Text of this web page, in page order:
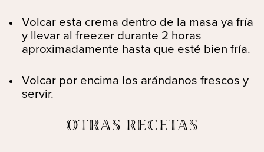
Volcar esta crema dentro de la masa ya fría
y llevar al freezer durante 2 horas
aproximadamente hasta que esté bien fría.
Volcar por encima los arándanos frescos y
servir.
OTRAS RECETAS